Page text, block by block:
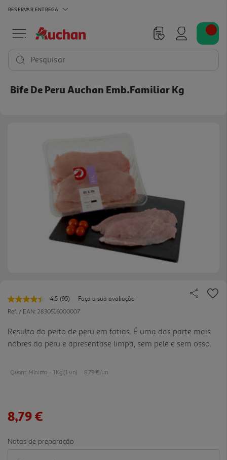
RESERVAR ENTREGA
Pesquisar
Bife De Peru Auchan Emb.familiar Kg
4.5 Leu
95
Link
para
a
mesma
(95)
Faça a sua avaliação
Ref. / EAN: 2830516000007
Resulta do peito de peru em fatias. É uma das parte mais
nobres do peru e apresentase limpa, sem pele e sem osso.
Quant. Mínima = 1Kg (1 un) 8.79 €/un
8,79 €
Notas de preparação